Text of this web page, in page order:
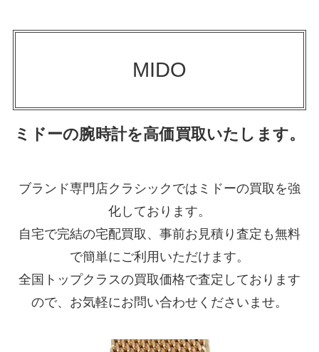
MIDO
ミドーの腕時計を高価買取いたします。
ブランド専門店クラシックではミドーの買取を強
化しております。
自宅で完結の宅配買取、事前お見積り査定も無料
で簡単にご利用いただけます。
全国トップクラスの買取価格で査定しております
ので、お気軽にお問い合わせくださいませ。